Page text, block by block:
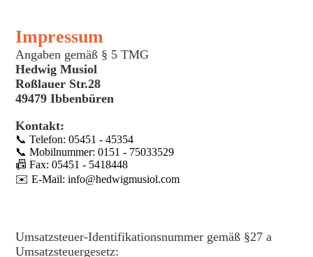
Impressum
Angaben gemäß § 5 TMG
Hedwig Musiol
Roßlauer Str.28
49479 Ibbenbüren
Kontakt:
📞 Telefon: 05451 - 45354
📞 Mobilnummer: 0151 - 75033529
📠 Fax: 05451 - 5418448
✉️ E-Mail: info@hedwigmusiol.com
Umsatzsteuer-Identifikationsnummer gemäß §27 a
Umsatzsteuergesetz: